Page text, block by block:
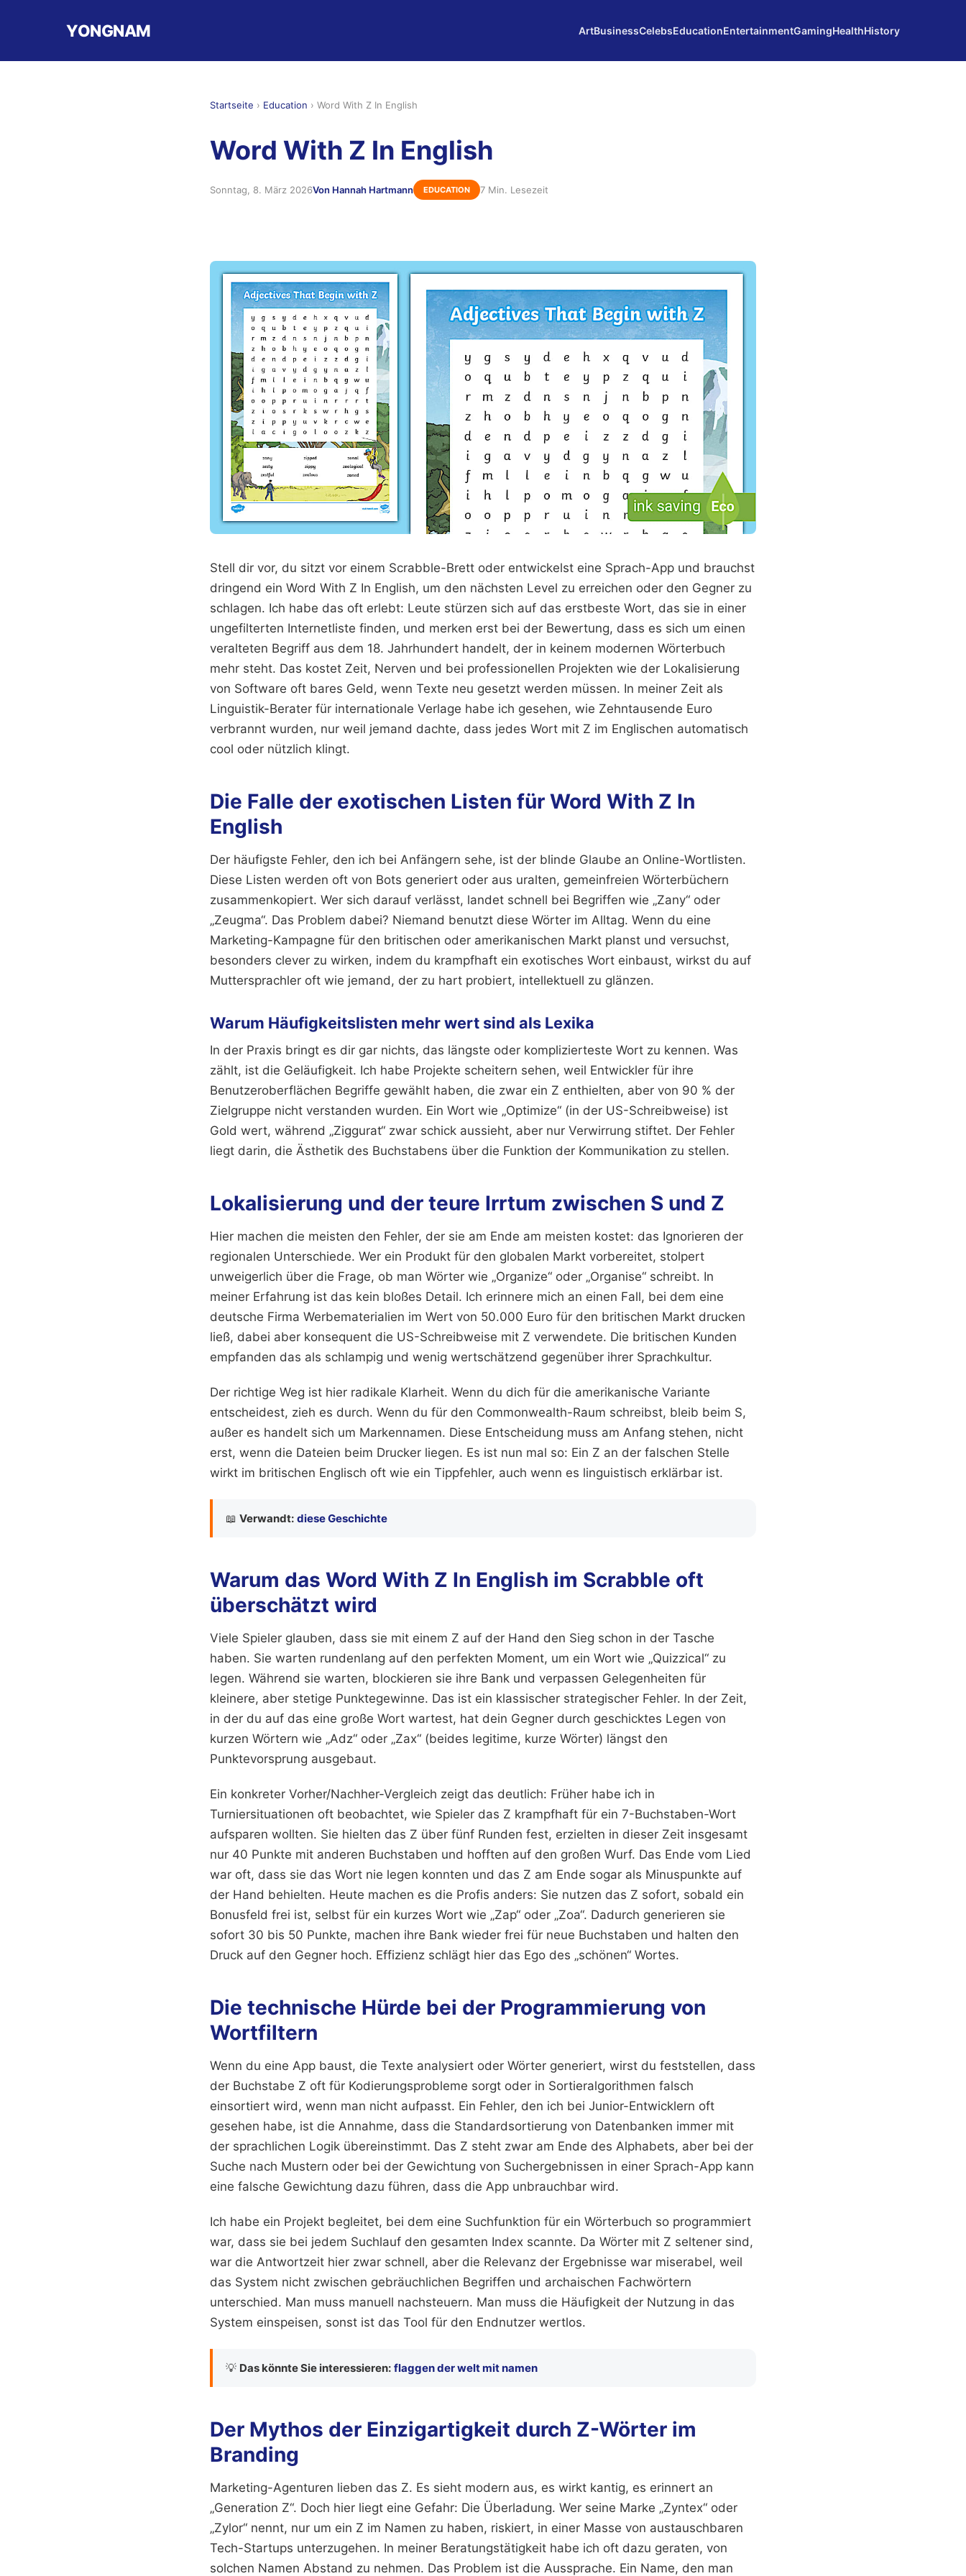
YONGNAM ArtBusinessCelebsEducationEntertainmentGamingHealthHistory
Startseite › Education › Word With Z In English
Word With Z In English
Sonntag, 8. März 2026Von Hannah Hartmann EDUCATION 7 Min. Lesezeit
Stell dir vor, du sitzt vor einem Scrabble-Brett oder entwickelst eine Sprach-App und brauchst
dringend ein Word With Z In English, um den nächsten Level zu erreichen oder den Gegner zu
schlagen. Ich habe das oft erlebt: Leute stürzen sich auf das erstbeste Wort, das sie in einer
ungefilterten Internetliste finden, und merken erst bei der Bewertung, dass es sich um einen
veralteten Begriff aus dem 18. Jahrhundert handelt, der in keinem modernen Wörterbuch
mehr steht. Das kostet Zeit, Nerven und bei professionellen Projekten wie der Lokalisierung
von Software oft bares Geld, wenn Texte neu gesetzt werden müssen. In meiner Zeit als
Linguistik-Berater für internationale Verlage habe ich gesehen, wie Zehntausende Euro
verbrannt wurden, nur weil jemand dachte, dass jedes Wort mit Z im Englischen automatisch
cool oder nützlich klingt.
Die Falle der exotischen Listen für Word With Z In
English
Der häufigste Fehler, den ich bei Anfängern sehe, ist der blinde Glaube an Online-Wortlisten.
Diese Listen werden oft von Bots generiert oder aus uralten, gemeinfreien Wörterbüchern
zusammenkopiert. Wer sich darauf verlässt, landet schnell bei Begriffen wie „Zany“ oder
„Zeugma“. Das Problem dabei? Niemand benutzt diese Wörter im Alltag. Wenn du eine
Marketing-Kampagne für den britischen oder amerikanischen Markt planst und versuchst,
besonders clever zu wirken, indem du krampfhaft ein exotisches Wort einbaust, wirkst du auf
Muttersprachler oft wie jemand, der zu hart probiert, intellektuell zu glänzen.
Warum Häufigkeitslisten mehr wert sind als Lexika
In der Praxis bringt es dir gar nichts, das längste oder komplizierteste Wort zu kennen. Was
zählt, ist die Geläufigkeit. Ich habe Projekte scheitern sehen, weil Entwickler für ihre
Benutzeroberflächen Begriffe gewählt haben, die zwar ein Z enthielten, aber von 90 % der
Zielgruppe nicht verstanden wurden. Ein Wort wie „Optimize“ (in der US-Schreibweise) ist
Gold wert, während „Ziggurat“ zwar schick aussieht, aber nur Verwirrung stiftet. Der Fehler
liegt darin, die Ästhetik des Buchstabens über die Funktion der Kommunikation zu stellen.
Lokalisierung und der teure Irrtum zwischen S und Z
Hier machen die meisten den Fehler, der sie am Ende am meisten kostet: das Ignorieren der
regionalen Unterschiede. Wer ein Produkt für den globalen Markt vorbereitet, stolpert
unweigerlich über die Frage, ob man Wörter wie „Organize“ oder „Organise“ schreibt. In
meiner Erfahrung ist das kein bloßes Detail. Ich erinnere mich an einen Fall, bei dem eine
deutsche Firma Werbematerialien im Wert von 50.000 Euro für den britischen Markt drucken
ließ, dabei aber konsequent die US-Schreibweise mit Z verwendete. Die britischen Kunden
empfanden das als schlampig und wenig wertschätzend gegenüber ihrer Sprachkultur.
Der richtige Weg ist hier radikale Klarheit. Wenn du dich für die amerikanische Variante
entscheidest, zieh es durch. Wenn du für den Commonwealth-Raum schreibst, bleib beim S,
außer es handelt sich um Markennamen. Diese Entscheidung muss am Anfang stehen, nicht
erst, wenn die Dateien beim Drucker liegen. Es ist nun mal so: Ein Z an der falschen Stelle
wirkt im britischen Englisch oft wie ein Tippfehler, auch wenn es linguistisch erklärbar ist.
📖 Verwandt: diese Geschichte
Warum das Word With Z In English im Scrabble oft
überschätzt wird
Viele Spieler glauben, dass sie mit einem Z auf der Hand den Sieg schon in der Tasche
haben. Sie warten rundenlang auf den perfekten Moment, um ein Wort wie „Quizzical“ zu
legen. Während sie warten, blockieren sie ihre Bank und verpassen Gelegenheiten für
kleinere, aber stetige Punktegewinne. Das ist ein klassischer strategischer Fehler. In der Zeit,
in der du auf das eine große Wort wartest, hat dein Gegner durch geschicktes Legen von
kurzen Wörtern wie „Adz“ oder „Zax“ (beides legitime, kurze Wörter) längst den
Punktevorsprung ausgebaut.
Ein konkreter Vorher/Nachher-Vergleich zeigt das deutlich: Früher habe ich in
Turniersituationen oft beobachtet, wie Spieler das Z krampfhaft für ein 7-Buchstaben-Wort
aufsparen wollten. Sie hielten das Z über fünf Runden fest, erzielten in dieser Zeit insgesamt
nur 40 Punkte mit anderen Buchstaben und hofften auf den großen Wurf. Das Ende vom Lied
war oft, dass sie das Wort nie legen konnten und das Z am Ende sogar als Minuspunkte auf
der Hand behielten. Heute machen es die Profis anders: Sie nutzen das Z sofort, sobald ein
Bonusfeld frei ist, selbst für ein kurzes Wort wie „Zap“ oder „Zoa“. Dadurch generieren sie
sofort 30 bis 50 Punkte, machen ihre Bank wieder frei für neue Buchstaben und halten den
Druck auf den Gegner hoch. Effizienz schlägt hier das Ego des „schönen“ Wortes.
Die technische Hürde bei der Programmierung von
Wortfiltern
Wenn du eine App baust, die Texte analysiert oder Wörter generiert, wirst du feststellen, dass
der Buchstabe Z oft für Kodierungsprobleme sorgt oder in Sortieralgorithmen falsch
einsortiert wird, wenn man nicht aufpasst. Ein Fehler, den ich bei Junior-Entwicklern oft
gesehen habe, ist die Annahme, dass die Standardsortierung von Datenbanken immer mit
der sprachlichen Logik übereinstimmt. Das Z steht zwar am Ende des Alphabets, aber bei der
Suche nach Mustern oder bei der Gewichtung von Suchergebnissen in einer Sprach-App kann
eine falsche Gewichtung dazu führen, dass die App unbrauchbar wird.
Ich habe ein Projekt begleitet, bei dem eine Suchfunktion für ein Wörterbuch so programmiert
war, dass sie bei jedem Suchlauf den gesamten Index scannte. Da Wörter mit Z seltener sind,
war die Antwortzeit hier zwar schnell, aber die Relevanz der Ergebnisse war miserabel, weil
das System nicht zwischen gebräuchlichen Begriffen und archaischen Fachwörtern
unterschied. Man muss manuell nachsteuern. Man muss die Häufigkeit der Nutzung in das
System einspeisen, sonst ist das Tool für den Endnutzer wertlos.
💡 Das könnte Sie interessieren: flaggen der welt mit namen
Der Mythos der Einzigartigkeit durch Z-Wörter im
Branding
Marketing-Agenturen lieben das Z. Es sieht modern aus, es wirkt kantig, es erinnert an
„Generation Z“. Doch hier liegt eine Gefahr: Die Überladung. Wer seine Marke „Zyntex“ oder
„Zylor“ nennt, nur um ein Z im Namen zu haben, riskiert, in einer Masse von austauschbaren
Tech-Startups unterzugehen. In meiner Beratungstätigkeit habe ich oft dazu geraten, von
solchen Namen Abstand zu nehmen. Das Problem ist die Aussprache. Ein Name, den man